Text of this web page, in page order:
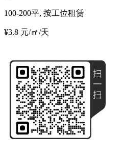
100-200平, 按工位租赁
¥3.8 元/㎡/天